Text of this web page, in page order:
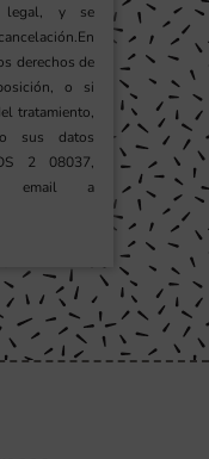
legal, y se
derechos de
o si
tratamiento,
sus datos
2 08037,
email a